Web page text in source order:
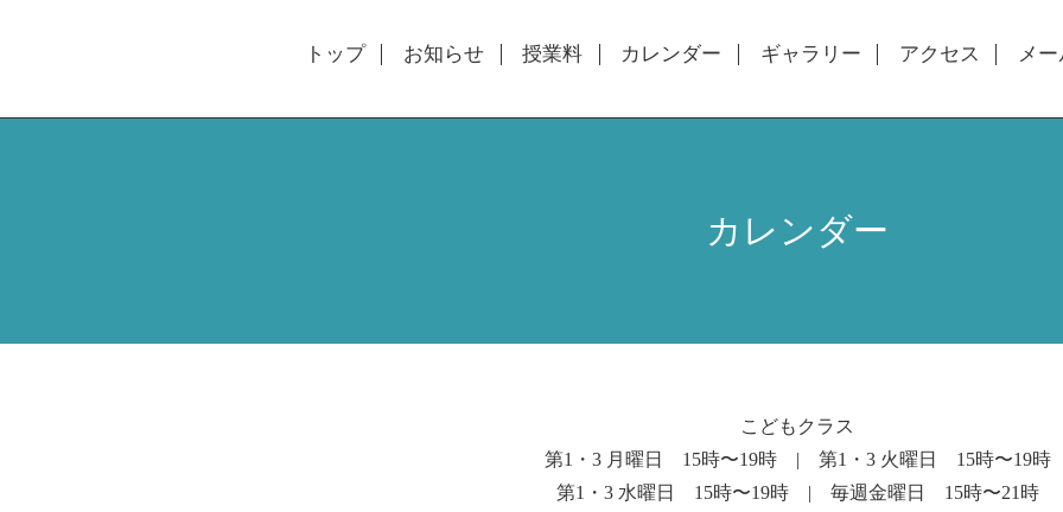
トップ お知らせ 授業料 カレンダー ギャラリー アクセス メ
カレンダー
こどもクラス
第1・3 月曜日 15時〜19時 | 第1・3 火曜日 15時〜19時
第1・3 水曜日 15時〜19時 | 毎週金曜日 15時〜21時